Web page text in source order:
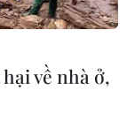
về nhà ở,